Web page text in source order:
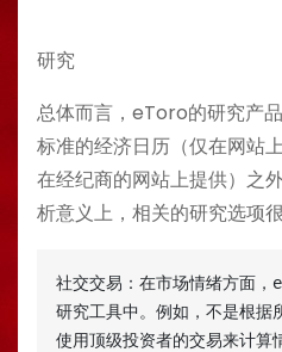
研究
总体而言，eToro的研究产
标准的经济日历（仅在网站
在经纪商的网站上提供）之
析意义上，相关的研究选项很
社交交易：在市场情绪方面，
研究工具中。例如，不是根据
使用顶级投资者的交易来计算